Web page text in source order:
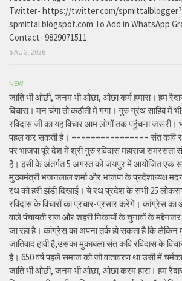
Twitter- https://twitter.com/
spmittal.blogspot.com To Add in WhatsApp
Contact- 9829071511
6 AUG, 2026
NEW
जाति भी ओछी, जनम भी ओछा, ओछा कर्म हमारा। हम
बिचारा। मन चंगा तो कठौती में गंगा। गुरु ग्रंथ साहिब में
रविदास जी का यह विचार आम लोगों तक पहुंचना जरूरी।
पहल कर सकती है। ================ संत कवि
पर भाजपा पूरे देश में श्री गुरु रविदास महाराज समरसता
है। इसी के अंतर्गत 5 अगस्त को जयपुर में आयोजित एक
मुख्यमंत्री भजनलाल शर्मा और भाजपा के प्रदेशाध्यक्ष
रथ को हरी झंडी दिखाई। ये रथ प्रदेश के सभी 25
रविदास के विचारों का प्रचार-प्रसार करेंगे। कांग्रेस का
वाले पंचायती राज और शहरी निकायों के चुनावों के
जा रहा है। कांग्रेस का अपना तर्क हो सकता है कि
जातिवाद हावी है,उसका मुकाबला संत कवि रविदास के
है। 650 वर्ष पहले समाज को जो वातावरण था उसी में
जाति भी ओछी, जनम भी ओछा, ओछा करम हारा। हम